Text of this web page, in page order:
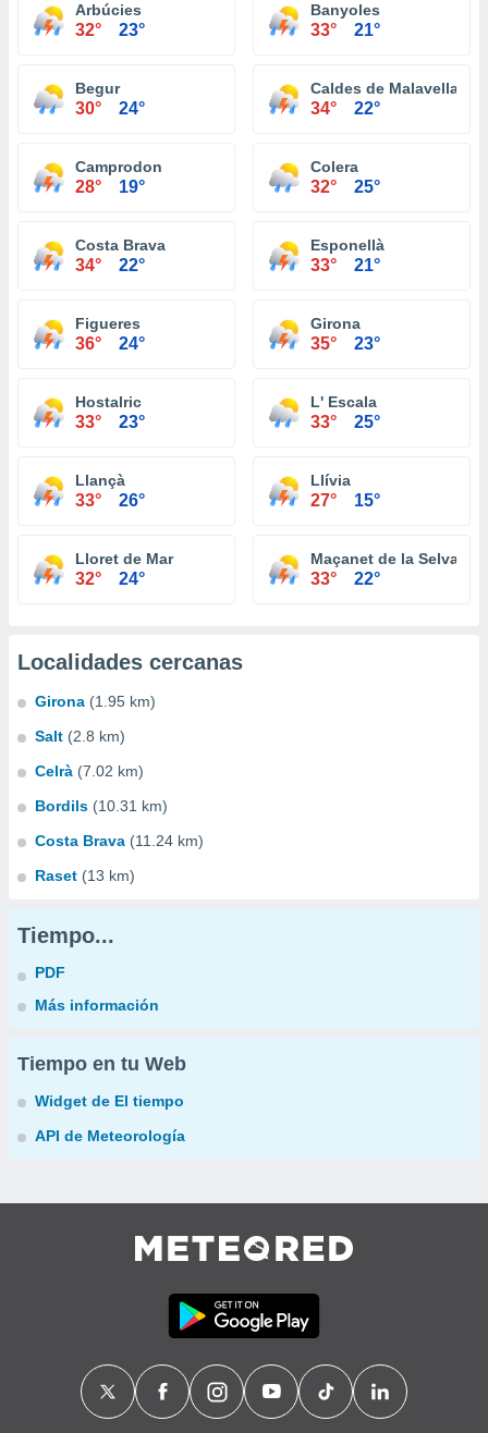
Arbúcies
32° 23°
Banyoles
33° 21°
Begur
30° 24°
Caldes de Malavella
34° 22°
Camprodon
28° 19°
Colera
32° 25°
Costa Brava
34° 22°
Esponellà
33° 21°
Figueres
36° 24°
Girona
35° 23°
Hostalric
33° 23°
L' Escala
33° 25°
Llançà
33° 26°
Llívia
27° 15°
Lloret de Mar
32° 24°
Maçanet de la Selva
33° 22°
Localidades cercanas
Girona (1.95 km)
Salt (2.8 km)
Celrà (7.02 km)
Bordils (10.31 km)
Costa Brava (11.24 km)
Raset (13 km)
Tiempo...
PDF
Más información
Tiempo en tu Web
Widget de El tiempo
API de Meteorología